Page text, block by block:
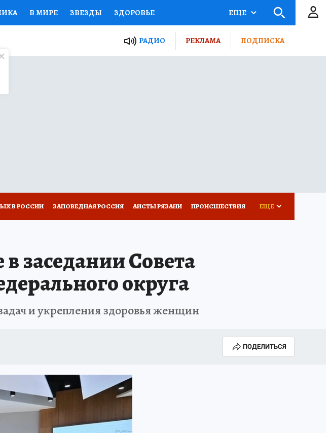
В МИРЕ ЗВЕЗДЫ ЗДОРОВЬЕ
НАЦИОНАЛЬНЫЕ ПРОЕКТЫ РОССИИ
ЕЩЕ
РАДИО РЕКЛАМА ПОДПИСКА
В РОССИИ ЗАПОВЕДНАЯ РОССИЯ АИСТЫ РЯЗАНИ ПРОИСШЕСТВИЯ ЕЩЕ
заседании Совета
округа
и укрепления здоровья женщин
ПОДЕЛИТЬСЯ